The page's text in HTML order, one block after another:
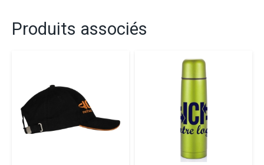
Produits associés